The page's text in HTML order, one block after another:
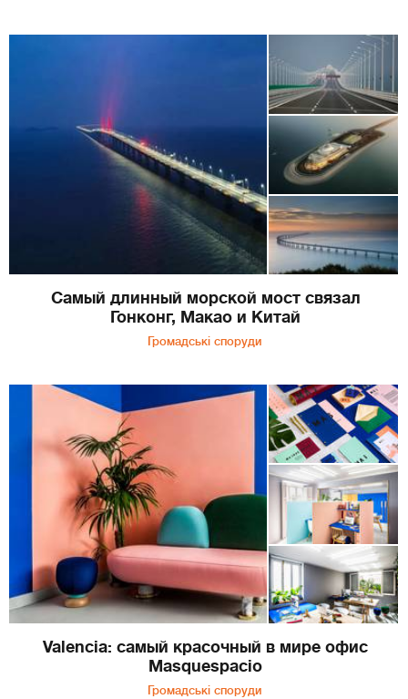
Самый длинный морской мост связал
Гонконг, Макао и Китай
Громадські споруди
Valencia: самый красочный в мире офис
Masquespacio
Громадські споруди